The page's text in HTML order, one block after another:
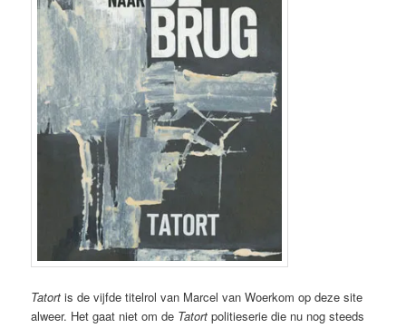
Tatort is de vijfde titelrol van Marcel van Woerkom op deze site
alweer. Het gaat niet om de Tatort politieserie die nu nog steeds